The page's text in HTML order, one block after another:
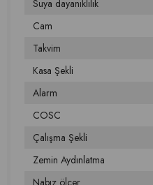
Suya dayanıklılık
Cam
Takvim
Kasa Şekli
Alarm
COSC
Çalışma Şekli
Zemin Aydınlatma
Nabız ölçer